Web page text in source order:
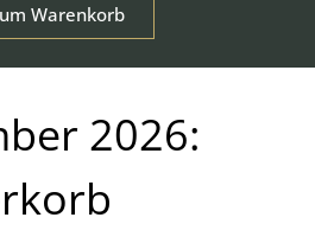
Warenkorb
2026: